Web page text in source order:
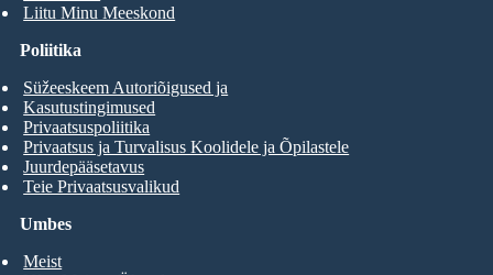
Liitu Minu Meeskond
Umbes
Meist
Poliitika
Süžeeskeem Autoriõigused ja
Kasutustingimused
Privaatsuspoliitika
Privaatsus ja Turvalisus Koolidele ja Õpilastele
Juurdepääsetavus
Teie Privaatsusvalikud